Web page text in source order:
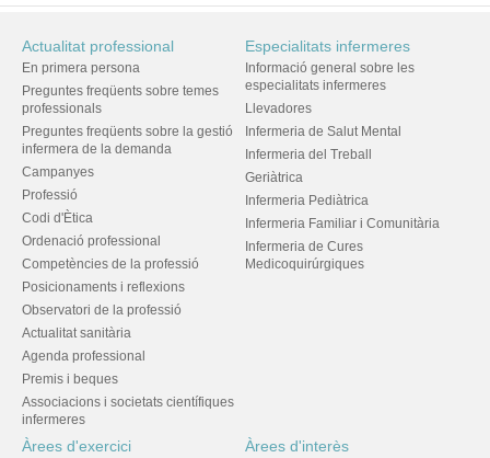
Actualitat professional
En primera persona
Preguntes freqüents sobre temes
professionals
Preguntes freqüents sobre la gestió
infermera de la demanda
Campanyes
Professió
Codi d'Ètica
Ordenació professional
Competències de la professió
Posicionaments i reflexions
Observatori de la professió
Actualitat sanitària
Agenda professional
Premis i beques
Associacions i societats científiques
infermeres
Especialitats infermeres
Informació general sobre les
especialitats infermeres
Llevadores
Infermeria de Salut Mental
Infermeria del Treball
Geriàtrica
Infermeria Pediàtrica
Infermeria Familiar i Comunitària
Infermeria de Cures
Medicoquirúrgiques
Àrees d'exercici Àrees d'interès